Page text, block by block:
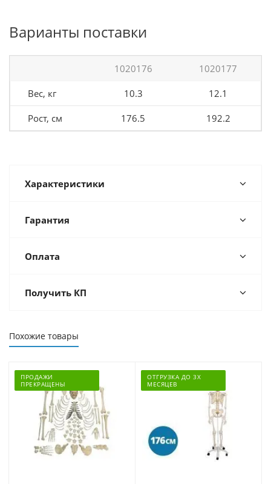
Варианты поставки
1020176 1020177
Вес, кг 10.3 12.1
Рост, см 176.5 192.2
Характеристики
Гарантия
Оплата
Получить КП
Похожие товары
ПРОДАЖИ
ПРЕКРАЩЕНЫ
ОТГРУЗКА ДО 3Х
МЕСЯЦЕВ